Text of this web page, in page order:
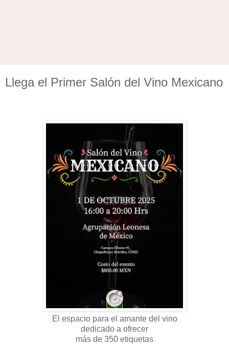
Llega el Primer Salón del Vino Mexicano
El espacio para el amante del vino
dedicado a ofrecer
más de 350 etiquetas